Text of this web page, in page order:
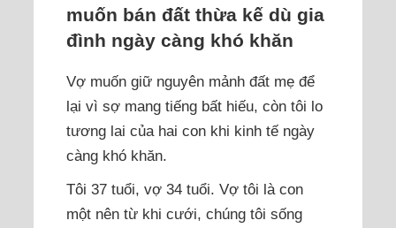
muốn bán đất thừa kế dù gia
đình ngày càng khó khăn
Vợ muốn giữ nguyên mảnh đất mẹ để
lại vì sợ mang tiếng bất hiếu, còn tôi lo
tương lai của hai con khi kinh tế ngày
càng khó khăn.
Tôi 37 tuổi, vợ 34 tuổi. Vợ tôi là con
một nên từ khi cưới, chúng tôi sống